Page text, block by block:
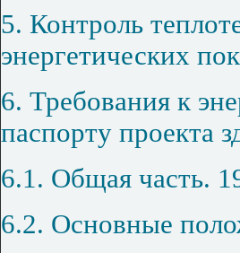
5. Контроль
энергетических
6. Требования к
паспорту проекта
6.1. Общая часть.
6.2. Основные